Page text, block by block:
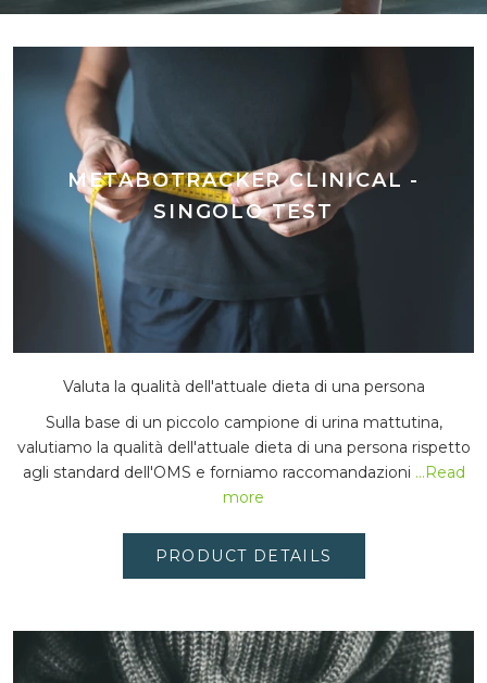
METABOTRACKER CLINICAL -
SINGOLO TEST
Valuta la qualità dell'attuale dieta di una persona
Sulla base di un piccolo campione di urina mattutina,
valutiamo la qualità dell'attuale dieta di una persona rispetto
agli standard dell'OMS e forniamo raccomandazioni ...Read
more
PRODUCT DETAILS